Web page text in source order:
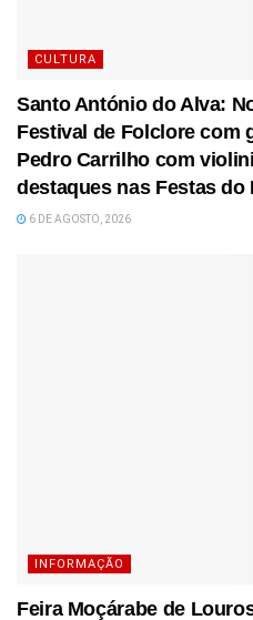
CULTURA
Santo António do Alva:
Festival de Folclore com
Pedro Carrilho com
destaques nas Festas do
6 DE AGOSTO, 2026
INFORMAÇÃO
Feira Moçárabe de